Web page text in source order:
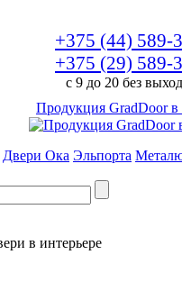
+375 (44) 589-
+375 (29) 589-
с 9 до 20 без
Продукция GradDoor в
Двери Ока Эльпорта
в интерьере